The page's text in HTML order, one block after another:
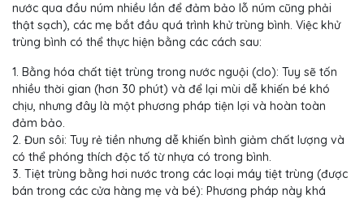
nước qua đầu núm nhiều lần để đảm bảo lỗ núm cũng phải
thật sạch), các mẹ bắt đầu quá trình khử trùng bình. Việc khử
trùng bình có thể thực hiện bằng các cách sau:
1. Bằng hóa chất tiệt trùng trong nước nguội (clo): Tuy sẽ tốn
nhiều thời gian (hơn 30 phút) và để lại mùi dễ khiến bé khó
chịu, nhưng đây là một phương pháp tiện lợi và hoàn toàn
đảm bảo.
2. Đun sôi: Tuy rẻ tiền nhưng dễ khiến bình giảm chất lượng và
có thể phóng thích độc tố từ nhựa có trong bình.
3. Tiệt trùng bằng hơi nước trong các loại máy tiệt trùng (được
bán trong các cửa hàng mẹ và bé): Phương pháp này khá